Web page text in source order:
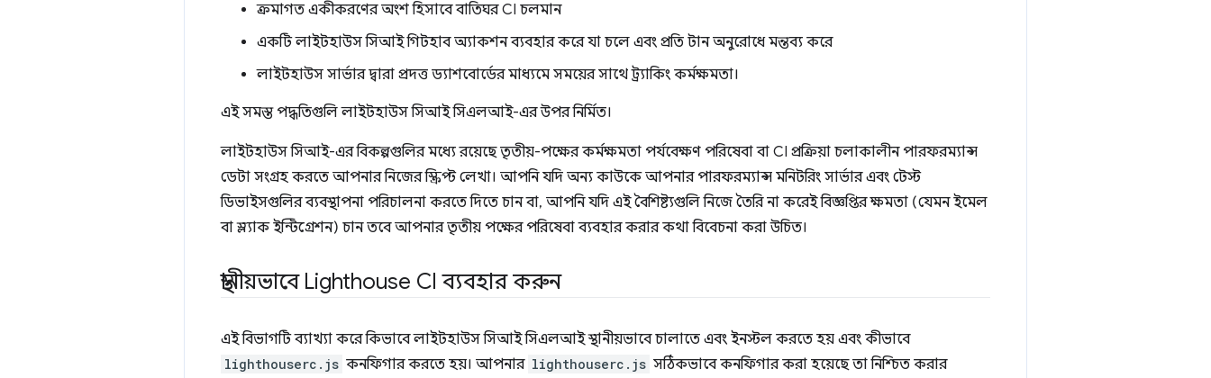
ক্রমাগত একীকরণের অংশ হিসাবে বাতিঘর CI চলমান
একটি লাইটহাউস সিআই গিটহাব অ্যাকশন ব্যবহার করে যা চলে এবং প্রতি টান অনুরোধে মন্তব্য করে
লাইটহাউস সার্ভার দ্বারা প্রদত্ত ড্যাশবোর্ডের মাধ্যমে সময়ের সাথে ট্র্যাকিং কর্মক্ষমতা।
এই সমস্ত পদ্ধতিগুলি লাইটহাউস সিআই সিএলআই-এর উপর নির্মিত।
লাইটহাউস সিআই-এর বিকল্পগুলির মধ্যে রয়েছে তৃতীয়-পক্ষের কর্মক্ষমতা পর্যবেক্ষণ পরিষেবা বা CI প্রক্রিয়া চলাকালীন পারফরম্যান্স
ডেটা সংগ্রহ করতে আপনার নিজের স্ক্রিপ্ট লেখা। আপনি যদি অন্য কাউকে আপনার পারফরম্যান্স মনিটরিং সার্ভার এবং টেস্ট
ডিভাইসগুলির ব্যবস্থাপনা পরিচালনা করতে দিতে চান বা, আপনি যদি এই বৈশিষ্ট্যগুলি নিজে তৈরি না করেই বিজ্ঞপ্তির ক্ষমতা (যেমন ইমেল
বা স্ল্যাক ইন্টিগ্রেশন) চান তবে আপনার তৃতীয় পক্ষের পরিষেবা ব্যবহার করার কথা বিবেচনা করা উচিত।
স্থানীয়ভাবে Lighthouse CI ব্যবহার করুন
এই বিভাগটি ব্যাখ্যা করে কিভাবে লাইটহাউস সিআই সিএলআই স্থানীয়ভাবে চালাতে এবং ইনস্টল করতে হয় এবং কীভাবে
lighthouserc.js কনফিগার করতে হয়। আপনার lighthouserc.js সঠিকভাবে কনফিগার করা হয়েছে তা নিশ্চিত করার